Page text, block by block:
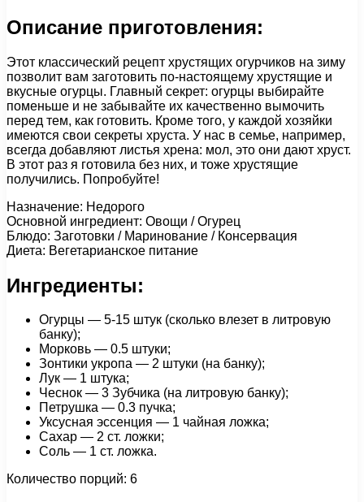
Описание приготовления:
Этот классический рецепт хрустящих огурчиков на зиму
позволит вам заготовить по-настоящему хрустящие и
вкусные огурцы. Главный секрет: огурцы выбирайте
поменьше и не забывайте их качественно вымочить
перед тем, как готовить. Кроме того, у каждой хозяйки
имеются свои секреты хруста. У нас в семье, например,
всегда добавляют листья хрена: мол, это они дают хруст.
В этот раз я готовила без них, и тоже хрустящие
получились. Попробуйте!
Назначение: Недорого
Основной ингредиент: Овощи / Огурец
Блюдо: Заготовки / Маринование / Консервация
Диета: Вегетарианское питание
Ингредиенты:
Огурцы — 5-15 штук (сколько влезет в литровую
банку);
Морковь — 0.5 штуки;
Зонтики укропа — 2 штуки (на банку);
Лук — 1 штука;
Чеснок — 3 Зубчика (на литровую банку);
Петрушка — 0.3 пучка;
Уксусная эссенция — 1 чайная ложка;
Сахар — 2 ст. ложки;
Соль — 1 ст. ложка.
Количество порций: 6